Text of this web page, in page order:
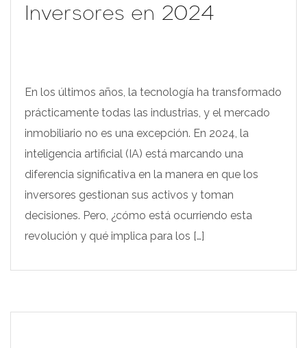
Inversores en 2024
En los últimos años, la tecnología ha transformado
prácticamente todas las industrias, y el mercado
inmobiliario no es una excepción. En 2024, la
inteligencia artificial (IA) está marcando una
diferencia significativa en la manera en que los
inversores gestionan sus activos y toman
decisiones. Pero, ¿cómo está ocurriendo esta
revolución y qué implica para los […]